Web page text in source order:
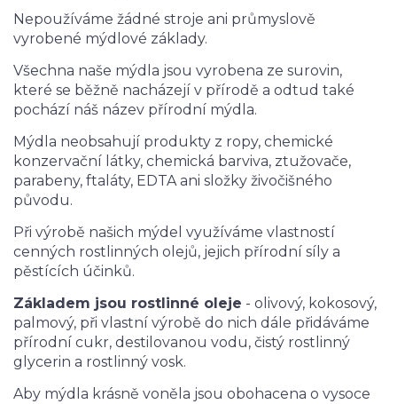
Nepoužíváme žádné stroje ani průmyslově
vyrobené mýdlové základy.
Všechna naše mýdla jsou vyrobena ze surovin,
které se běžně nacházejí v přírodě a odtud také
pochází náš název přírodní mýdla.
Mýdla neobsahují produkty z ropy, chemické
konzervační látky, chemická barviva, ztužovače,
parabeny, ftaláty, EDTA ani složky živočišného
původu.
Při výrobě našich mýdel využíváme vlastností
cenných rostlinných olejů, jejich přírodní síly a
pěstících účinků.
Základem jsou rostlinné oleje - olivový, kokosový,
palmový, při vlastní výrobě do nich dále přidáváme
přírodní cukr, destilovanou vodu, čistý rostlinný
glycerin a rostlinný vosk.
Aby mýdla krásně voněla jsou obohacena o vysoce